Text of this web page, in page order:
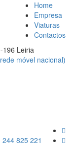
Home
Empresa
Viaturas
Contactos
196 Leiria
móvel nacional)
244 825 221